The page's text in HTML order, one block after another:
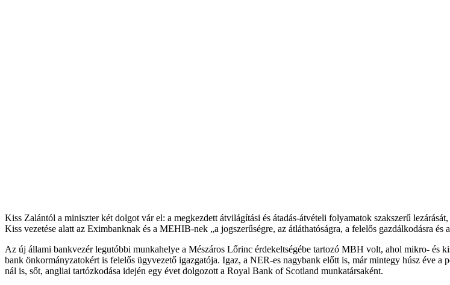
Kiss Zalántól a miniszter két dolgot vár el: a megkezdett átvilágítási és átadás-átvételi folyamatok szakszerű
Kiss vezetése alatt az Eximbanknak és a MEHIB-nek „a jogszerűségre, az átláthatóságra, a felelős gazdálkodásra és
Az új állami bankvezér legutóbbi munkahelye a Mészáros Lőrinc érdekeltségébe tartozó MBH volt, ahol mikro- és
bank önkormányzatokért is felelős ügyvezető igazgatója. Igaz, a NER-es nagybank előtt is, már mintegy húsz éve
nál is, sőt, angliai tartózkodása idején egy évet dolgozott a Royal Bank of Scotland munkatársaként.